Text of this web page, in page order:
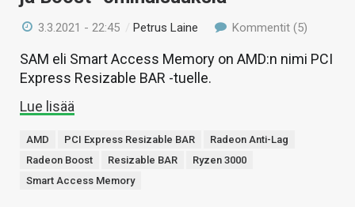
3.3.2021 - 22:45 /Petrus Laine Kommentit (5)
SAM eli Smart Access Memory on AMD:n nimi PCI
Express Resizable BAR -tuelle.
Lue lisää
AMD PCI Express Resizable BAR
Radeon Anti-Lag
Radeon Boost
Resizable BAR
Ryzen 3000
Smart Access Memory